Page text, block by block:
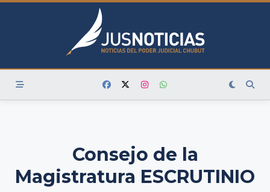
Skip
Consejo de la
Magistratura ESCRUTINIO